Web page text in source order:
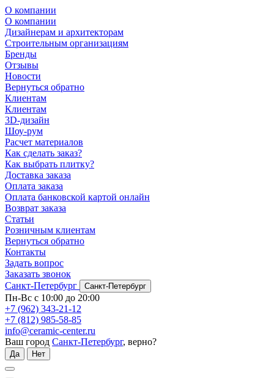
О компании
О компании
Дизайнерам и архитекторам
Строительным организациям
Бренды
Отзывы
Новости
Вернуться обратно
Клиентам
Клиентам
3D-дизайн
Шоу-рум
Расчет материалов
Как сделать заказ?
Как выбрать плитку?
Доставка заказа
Оплата заказа
Оплата банковской картой онлайн
Возврат заказа
Статьи
Розничным клиентам
Вернуться обратно
Контакты
Задать вопрос
Заказать звонок
Санкт-Петербург
Санкт-Петербург
Пн-Вс с 10:00 до 20:00
+7 (962) 343-21-12
+7 (812) 985-58-85
info@ceramic-center.ru
Ваш город Санкт-Петербург, верно?
Да Нет